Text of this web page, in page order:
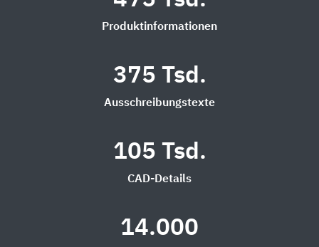
Produktinformationen
375 Tsd.
Ausschreibungstexte
105 Tsd.
CAD-Details
14.000